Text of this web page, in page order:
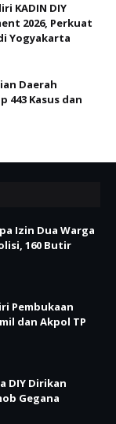
KADIN DIY
2026, Perkuat
Yogyakarta
Daerah
443 Kasus dan
Izin Dua Warga
160 Butir
Pembukaan
dan Akpol TP
DIY Dirikan
Gegana